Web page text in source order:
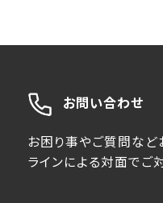
お問い合わせ
お困り事やご質問など
ラインによる対面でご